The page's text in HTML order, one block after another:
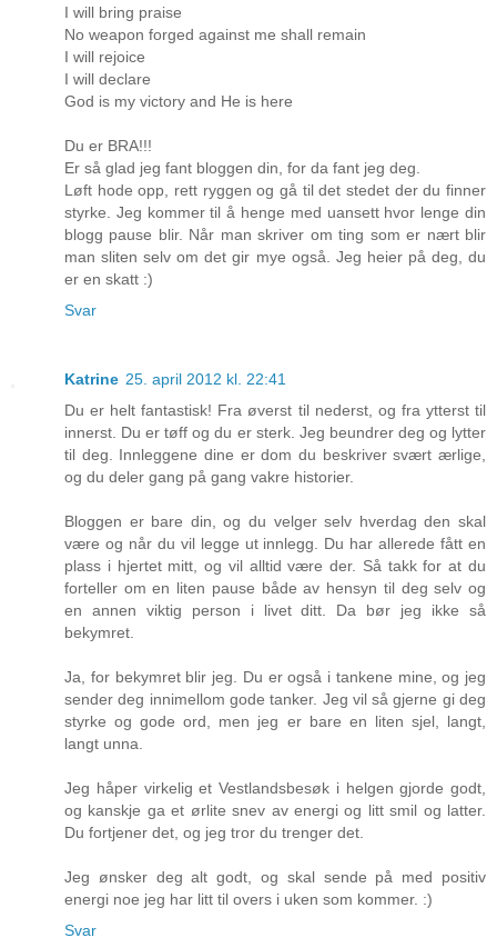
I will bring praise
No weapon forged against me shall remain
I will rejoice
I will declare
God is my victory and He is here
Du er BRA!!!
Er så glad jeg fant bloggen din, for da fant jeg deg.
Løft hode opp, rett ryggen og gå til det stedet der du finner
styrke. Jeg kommer til å henge med uansett hvor lenge din
blogg pause blir. Når man skriver om ting som er nært blir
man sliten selv om det gir mye også. Jeg heier på deg, du
er en skatt :)
Svar
Katrine 25. april 2012 kl. 22:41
Du er helt fantastisk! Fra øverst til nederst, og fra ytterst til
innerst. Du er tøff og du er sterk. Jeg beundrer deg og lytter
til deg. Innleggene dine er dom du beskriver svært ærlige,
og du deler gang på gang vakre historier.
Bloggen er bare din, og du velger selv hverdag den skal
være og når du vil legge ut innlegg. Du har allerede fått en
plass i hjertet mitt, og vil alltid være der. Så takk for at du
forteller om en liten pause både av hensyn til deg selv og
en annen viktig person i livet ditt. Da bør jeg ikke så
bekymret.
Ja, for bekymret blir jeg. Du er også i tankene mine, og jeg
sender deg innimellom gode tanker. Jeg vil så gjerne gi deg
styrke og gode ord, men jeg er bare en liten sjel, langt,
langt unna.
Jeg håper virkelig et Vestlandsbesøk i helgen gjorde godt,
og kanskje ga et ørlite snev av energi og litt smil og latter.
Du fortjener det, og jeg tror du trenger det.
Jeg ønsker deg alt godt, og skal sende på med positiv
energi noe jeg har litt til overs i uken som kommer. :)
Svar